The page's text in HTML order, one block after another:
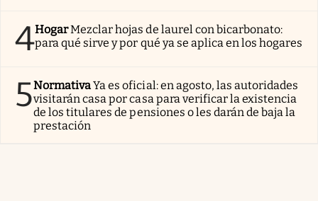
4HogarMezclar hojas de laurel con bicarbonato:
para qué sirve y por qué ya se aplica en los hogares
5NormativaYa es oficial: en agosto, las autoridades
visitarán casa por casa para verificar la existencia
de los titulares de pensiones o les darán de baja la
prestación